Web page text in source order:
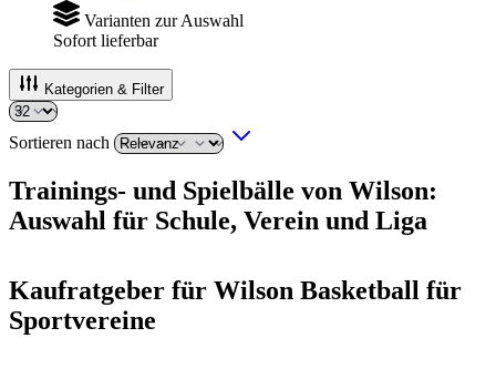
Varianten zur Auswahl
Sofort lieferbar
Kategorien & Filter
Sortieren nach
Trainings- und Spielbälle von Wilson:
Auswahl für Schule, Verein und Liga
Kaufratgeber für Wilson Basketball für
Sportvereine